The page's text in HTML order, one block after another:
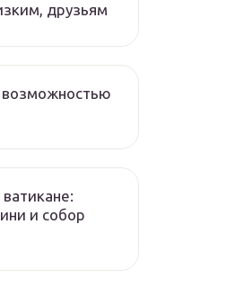
друзьям
возможностью
и собор